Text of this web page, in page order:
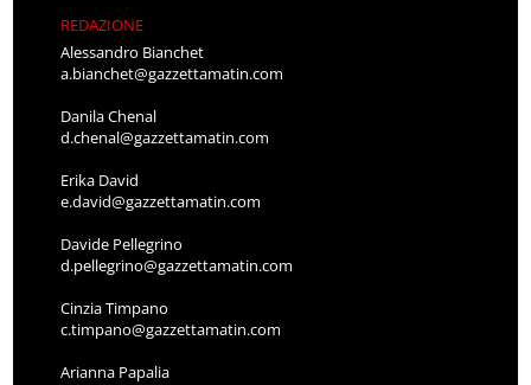
REDAZIONE
Alessandro Bianchet
a.bianchet@gazzettamatin.com
Danila Chenal
d.chenal@gazzettamatin.com
Erika David
e.david@gazzettamatin.com
Davide Pellegrino
d.pellegrino@gazzettamatin.com
Cinzia Timpano
c.timpano@gazzettamatin.com
Arianna Papalia